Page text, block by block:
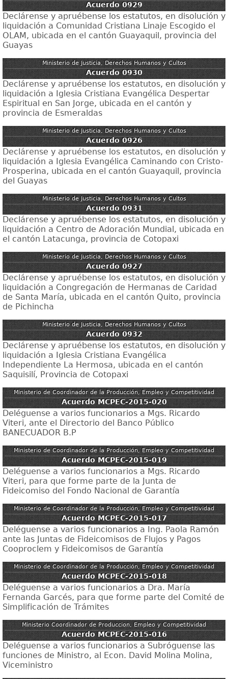
Acuerdo 0929
Declárense y apruébense los estatutos, en disolución y
liquidación a Comunidad Cristiana Linaje Escogido el
OLAM, ubicada en el cantón Guayaquil, provincia del
Guayas
Ministerio de Justicia, Derechos Humanos y Cultos
Acuerdo 0930
Declárense y apruébense los estatutos, en disolución y
liquidación a Iglesia Cristiana Evangélica Despertar
Espiritual en San Jorge, ubicada en el cantón y
provincia de Esmeraldas
Ministerio de Justicia, Derechos Humanos y Cultos
Acuerdo 0926
Declárense y apruébense los estatutos, en disolución y
liquidación a Iglesia Evangélica Caminando con Cristo-
Prosperina, ubicada en el cantón Guayaquil, provincia
del Guayas
Ministerio de Justicia, Derechos Humanos y Cultos
Acuerdo 0931
Declárense y apruébense los estatutos, en disolución y
liquidación a Centro de Adoración Mundial, ubicada en
el cantón Latacunga, provincia de Cotopaxi
Ministerio de Justicia, Derechos Humanos y Cultos
Acuerdo 0927
Declárense y apruébense los estatutos, en disolución y
liquidación a Congregación de Hermanas de Caridad
de Santa María, ubicada en el cantón Quito, provincia
de Pichincha
Ministerio de Justicia, Derechos Humanos y Cultos
Acuerdo 0932
Declárense y apruébense los estatutos, en disolución y
liquidación a Iglesia Cristiana Evangélica
Independiente La Hermosa, ubicada en el cantón
Saquisilí, Provincia de Cotopaxi
Ministerio de Coordinador de la Producción, Empleo y Competitividad
Acuerdo MCPEC-2015-020
Deléguense a varios funcionarios a Mgs. Ricardo
Viteri, ante el Directorio del Banco Público
BANECUADOR B.P
Ministerio de Coordinador de la Producción, Empleo y Competitividad
Acuerdo MCPEC-2015-019
Deléguense a varios funcionarios a Mgs. Ricardo
Viteri, para que forme parte de la Junta de
Fideicomiso del Fondo Nacional de Garantía
Ministerio de Coordinador de la Producción, Empleo y Competitividad
Acuerdo MCPEC-2015-017
Deléguense a varios funcionarios a Ing. Paola Ramón
ante las Juntas de Fideicomisos de Flujos y Pagos
Cooproclem y Fideicomisos de Garantía
Ministerio de Coordinador de la Producción, Empleo y Competitividad
Acuerdo MCPEC-2015-018
Deléguense a varios funcionarios a Dra. María
Fernanda Garcés, para que forme parte del Comité de
Simplificación de Trámites
Ministerio Coordinador de Produccion, Empleo y Competitividad
Acuerdo MCPEC-2015-016
Deléguense a varios funcionarios a Subróguense las
funciones de Ministro, al Econ. David Molina Molina,
Viceministro